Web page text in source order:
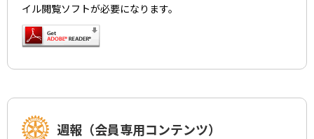
イル閲覧ソフトが必要になります。
週報（会員専用コンテンツ）